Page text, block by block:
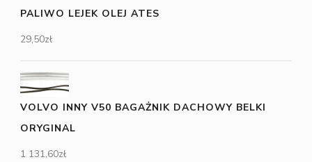
PALIWO LEJEK OLEJ ATES
29,50zł
VOLVO INNY V50 BAGAŻNIK DACHOWY BELKI
ORYGINAL
1 131,60zł